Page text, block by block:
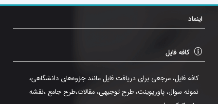
اینماد
کافه فایل
کافه فایل، مرجعی برای دریافت فایل مانند جزوه‌های دانشگاهی،
نمونه سوال، پاورپوینت، طرح توجیهی، مقالات،طرح جامع ،نقشه